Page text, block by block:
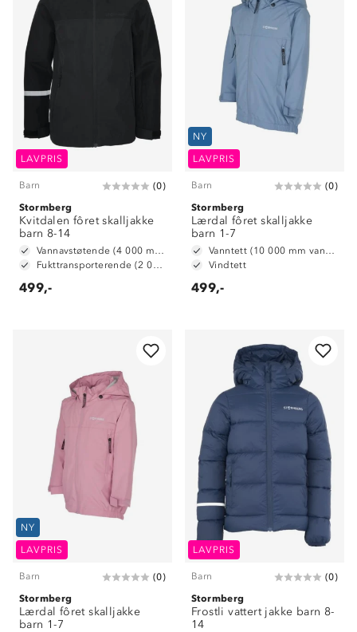
LAVPRIS
Barn (0)
Stormberg
Kvitdalen fôret skalljakke
barn 8-14
Vannavstøtende (4 000 mm vannsøyle)
Fukttransporterende (2 000 g/m2/24t)
499,-
NY
LAVPRIS
Barn (0)
Stormberg
Lærdal fôret skalljakke
barn 1-7
Vanntett (10 000 mm vannsøyle)
Vindtett
499,-
NY
LAVPRIS
Barn (0)
Stormberg
Lærdal fôret skalljakke
barn 1-7
LAVPRIS
Barn (0)
Stormberg
Frostli vattert jakke barn 8-
14